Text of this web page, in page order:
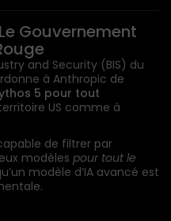
Gouvernement
and Security (BIS) du
à Anthropic de
5 pour tout
US comme à
de filtrer par
modèles pour tout le
modèle d’IA avancé est